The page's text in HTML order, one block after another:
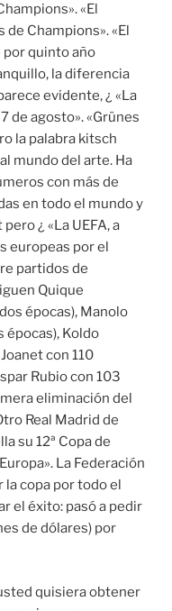
«El
Champions». «El
por quinto año
la diferencia
evidente, ¿ «La
de agosto». «Grünes
la palabra kitsch
mundo del arte. Ha
con más de
en todo el mundo y
¿ «La UEFA, a
europeas por el
partidos de
Quique
épocas), Manolo
épocas), Koldo
con 110
Rubio con 103
eliminación del
Real Madrid de
su 12ª Copa de
La Federación
la copa por todo el
el éxito: pasó a pedir
de dólares) por
quisiera obtener